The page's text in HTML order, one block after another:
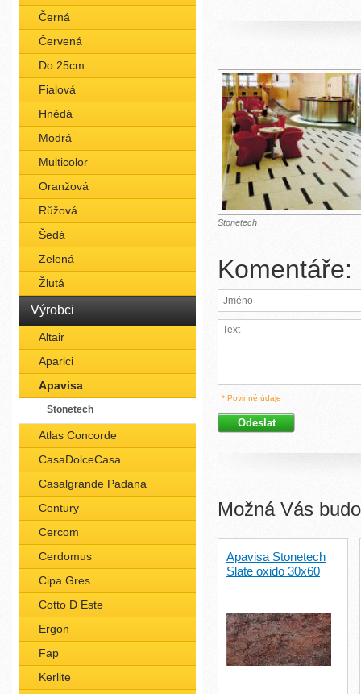
Černá
Červená
Do 25cm
Fialová
Hnědá
Modrá
Multicolor
Oranžová
Růžová
Šedá
Zelená
Žlutá
Výrobci
Altair
Aparici
Apavisa
Stonetech
Atlas Concorde
CasaDolceCasa
Casalgrande Padana
Century
Cercom
Cerdomus
Cipa Gres
Cotto D Este
Ergon
Fap
Kerlite
Stonetech
Komentáře:
* Povinné údaje
Možná Vás
Apavisa Stonetech
Slate oxido 30x60